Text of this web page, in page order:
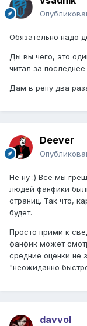
Обязательно надо
Ды вы чего, это
читал за
Дам в репу два
Deever
Не ну :) Все мы
людей фанфики
страниц. Так что,
будет.
Просто прими к
фанфик может
средние оценки не
"неожиданно
davvol